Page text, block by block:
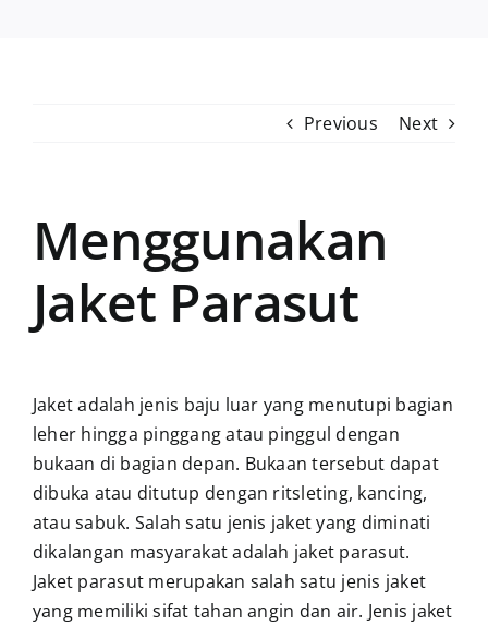
Previous Next
Menggunakan
Jaket Parasut
Jaketadalah jenis baju luar yang menutupi bagian
leher hingga pinggang atau pinggul dengan
bukaan di bagian depan. Bukaan tersebut dapat
dibuka atau ditutup dengan ritsleting, kancing,
atau sabuk. Salah satu jenis jaket yang diminati
dikalangan masyarakat adalah jaket parasut.
Jaket parasut merupakan salah satu jenis jaket
yang memiliki sifat tahan angin dan air. Jenis jaket